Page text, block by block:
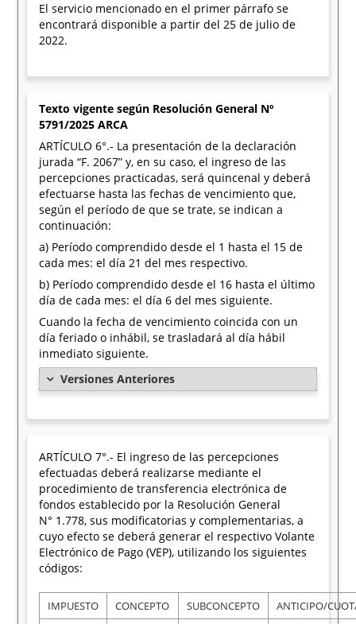
El servicio mencionado en el primer párrafo se
encontrará disponible a partir del 25 de julio de
2022.
Texto vigente según Resolución General Nº
5791/2025 ARCA
ARTÍCULO 6°.- La presentación de la declaración
jurada “F. 2067” y, en su caso, el ingreso de las
percepciones practicadas, será quincenal y deberá
efectuarse hasta las fechas de vencimiento que,
según el período de que se trate, se indican a
continuación:
a) Período comprendido desde el 1 hasta el 15 de
cada mes: el día 21 del mes respectivo.
b) Período comprendido desde el 16 hasta el último
día de cada mes: el día 6 del mes siguiente.
Cuando la fecha de vencimiento coincida con un
día feriado o inhábil, se trasladará al día hábil
inmediato siguiente.
Versiones Anteriores
ARTÍCULO 7°.- El ingreso de las percepciones
efectuadas deberá realizarse mediante el
procedimiento de transferencia electrónica de
fondos establecido por la Resolución General
N° 1.778, sus modificatorias y complementarias, a
cuyo efecto se deberá generar el respectivo Volante
Electrónico de Pago (VEP), utilizando los siguientes
códigos:
IMPUESTO CONCEPTO SUBCONCEPTO ANTICIPO/